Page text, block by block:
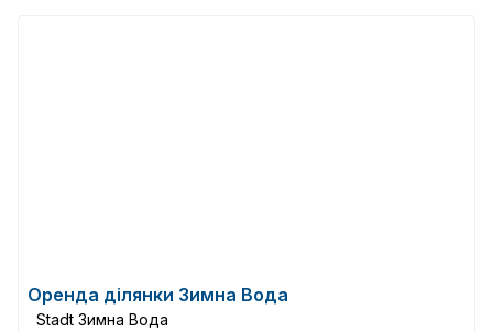
Оренда ділянки Зимна Вода
Stadt Зимна Вода